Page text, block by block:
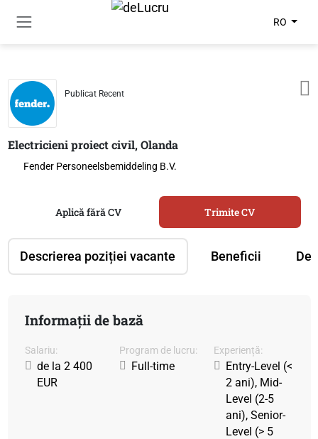
RO
Publicat Recent
Electricieni proiect civil, Olanda
Fender Personeelsbemiddeling B.V.
Descrierea poziției vacante Beneficii
Aplică fără CV Trimite CV
Informații de bază
Salariu:
de la 2 400
EUR
Program de lucru:
Full-time
Experiență:
Entry-Level (<
2 ani), Mid-
Level (2-5
ani), Senior-
Level (> 5